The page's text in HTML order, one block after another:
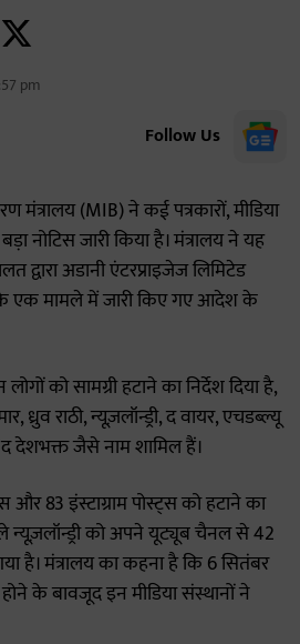
pm
Follow Us
मंत्रालय (MIB) ने कई पत्रकारों, मीडिया
नोटिस जारी किया है। मंत्रालय ने यह
द्वारा अडानी एंटरप्राइजेज लिमिटेड
के एक मामले में जारी किए गए आदेश के
को सामग्री हटाने का निर्देश दिया है,
राठी, न्यूज़लॉन्ड्री, द वायर, एचडब्ल्यू
जैसे नाम शामिल हैं।
83 इंस्टाग्राम पोस्ट्स को हटाने का
न्यूज़लॉन्ड्री को अपने यूट्यूब चैनल से 42
है। मंत्रालय का कहना है कि 6 सितंबर
के बावजूद इन मीडिया संस्थानों ने